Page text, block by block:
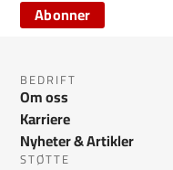
Abonner
BEDRIFT
Om oss
Karriere
Nyheter & Artikler
STØTTE